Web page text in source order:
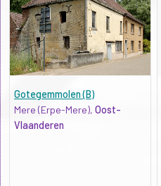
Gotegemmolen (B)
Mere (Erpe-Mere), Oost-
Vlaanderen